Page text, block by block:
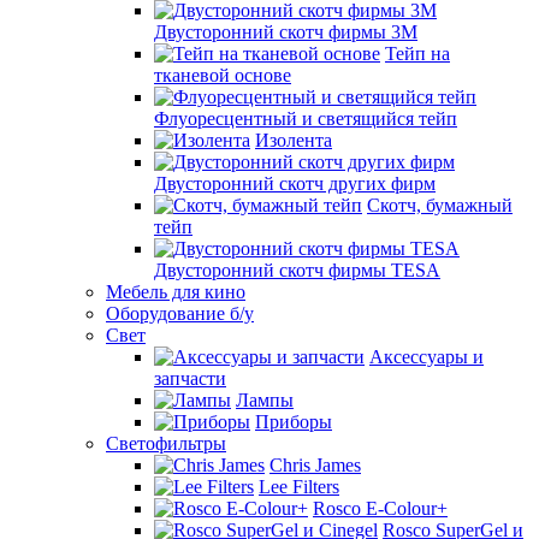
Двусторонний скотч фирмы 3M
Тейп на
тканевой основе
Флуоресцентный и светящийся тейп
Изолента
Двусторонний скотч других фирм
Скотч, бумажный
тейп
Двусторонний скотч фирмы TESA
Мебель для кино
Оборудование б/у
Свет
Аксессуары и
запчасти
Лампы
Приборы
Светофильтры
Chris James
Lee Filters
Rosco E-Colour+
Rosco SuperGel и